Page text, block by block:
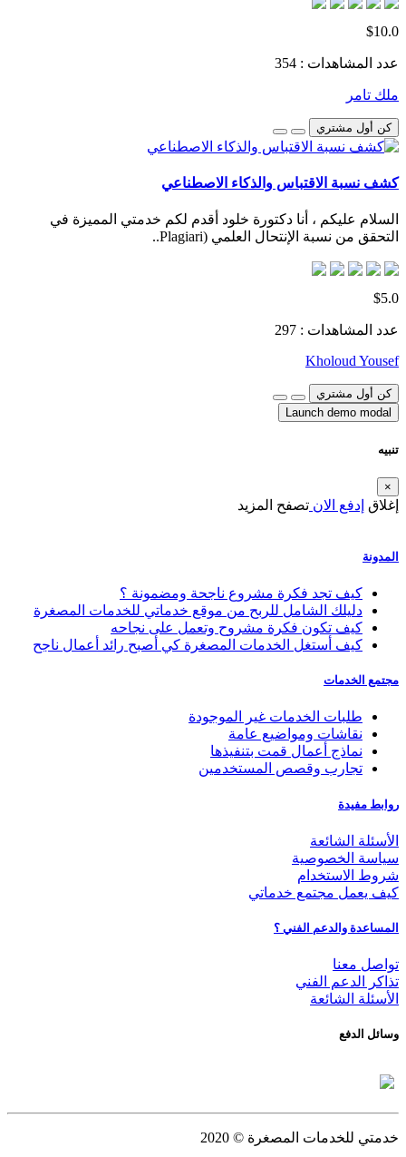
$10.0
عدد المشاهدات : 354
ملك تامر
كن أول مشتري
كشف نسبة الاقتباس والذكاء الاصطناعي
السلام عليكم ، أنا دكتورة خلود أقدم لكم خدمتي المميزة في
التحقق من نسبة الإنتحال العلمي (Plagiari..
$5.0
عدد المشاهدات : 297
Kholoud Yousef
كن أول مشتري
Launch demo modal
تنبيه
×
إغلاق إدفع الان تصفح المزيد
المدونة
كيف تجد فكرة مشروع ناجحة ومضمونة ؟
دليلك الشامل للربح من موقع خدماتي للخدمات المصغرة
كيف تكون فكرة مشروح وتعمل على نجاحه
كيف أستغل الخدمات المصغرة كي أصبح رائد أعمال ناجح
مجتمع الخدمات
طلبات الخدمات غير الموجودة
نقاشات ومواضيع عامة
نماذج أعمال قمت بتنفيذها
تجارب وقصص المستخدمين
روابط مفيدة
الأسئلة الشائعة
سياسة الخصوصية
شروط الاستخدام
كيف يعمل مجتمع خدماتي
المساعدة والدعم الفني ؟
تواصل معنا
تذاكر الدعم الفني
الأسئلة الشائعة
وسائل الدفع
خدمتي للخدمات المصغرة © 2020